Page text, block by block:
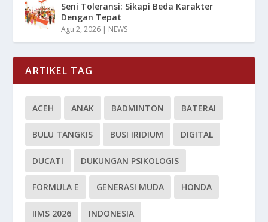
Seni Toleransi: Sikapi Beda Karakter
Dengan Tepat
Agu 2, 2026 | NEWS
ARTIKEL TAG
ACEH ANAK BADMINTON BATERAI
BULU TANGKIS BUSI IRIDIUM DIGITAL
DUCATI DUKUNGAN PSIKOLOGIS
FORMULA E GENERASI MUDA HONDA
IIMS 2026 INDONESIA